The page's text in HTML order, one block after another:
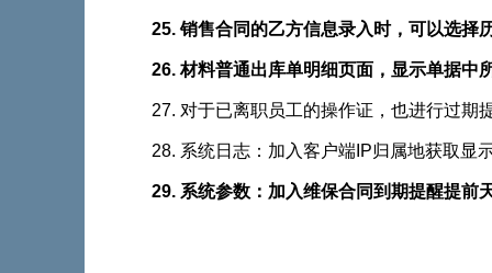
25. 销售合同的乙方信息录入时，可以选
26. 材料普通出库单明细页面，显示单据
27. 对于已离职员工的操作证，也进行过期
28. 系统日志：加入客户端IP归属地获取显
29. 系统参数：加入维保合同到期提醒提前